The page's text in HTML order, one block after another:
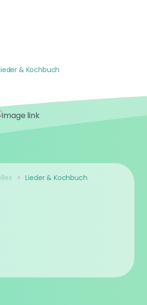
& Kochbuch
> Lieder & Kochbuch